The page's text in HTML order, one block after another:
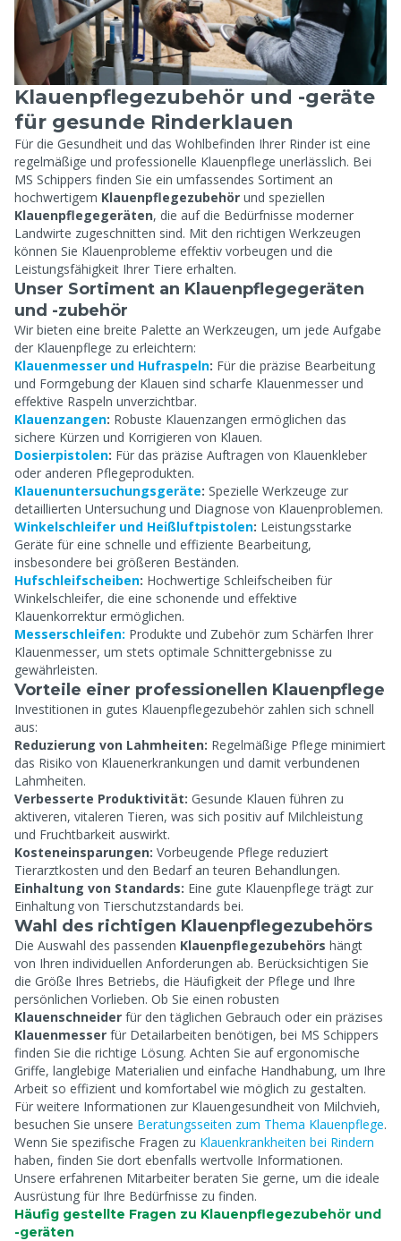
Klauenpflegezubehör und -geräte
für gesunde Rinderklauen
Für die Gesundheit und das Wohlbefinden Ihrer Rinder ist eine
regelmäßige und professionelle Klauenpflege unerlässlich. Bei
MS Schippers finden Sie ein umfassendes Sortiment an
hochwertigem Klauenpflegezubehör und speziellen
Klauenpflegegeräten, die auf die Bedürfnisse moderner
Landwirte zugeschnitten sind. Mit den richtigen Werkzeugen
können Sie Klauenprobleme effektiv vorbeugen und die
Leistungsfähigkeit Ihrer Tiere erhalten.
Unser Sortiment an Klauenpflegegeräten
und -zubehör
Wir bieten eine breite Palette an Werkzeugen, um jede Aufgabe
der Klauenpflege zu erleichtern:
Klauenmesser und Hufraspeln: Für die präzise Bearbeitung
und Formgebung der Klauen sind scharfe Klauenmesser und
effektive Raspeln unverzichtbar.
Klauenzangen: Robuste Klauenzangen ermöglichen das
sichere Kürzen und Korrigieren von Klauen.
Dosierpistolen: Für das präzise Auftragen von Klauenkleber
oder anderen Pflegeprodukten.
Klauenuntersuchungsgeräte: Spezielle Werkzeuge zur
detaillierten Untersuchung und Diagnose von Klauenproblemen.
Winkelschleifer und Heißluftpistolen: Leistungsstarke
Geräte für eine schnelle und effiziente Bearbeitung,
insbesondere bei größeren Beständen.
Hufschleifscheiben: Hochwertige Schleifscheiben für
Winkelschleifer, die eine schonende und effektive
Klauenkorrektur ermöglichen.
Messerschleifen: Produkte und Zubehör zum Schärfen Ihrer
Klauenmesser, um stets optimale Schnittergebnisse zu
gewährleisten.
Vorteile einer professionellen Klauenpflege
Investitionen in gutes Klauenpflegezubehör zahlen sich schnell
aus:
Reduzierung von Lahmheiten: Regelmäßige Pflege minimiert
das Risiko von Klauenerkrankungen und damit verbundenen
Lahmheiten.
Verbesserte Produktivität: Gesunde Klauen führen zu
aktiveren, vitaleren Tieren, was sich positiv auf Milchleistung
und Fruchtbarkeit auswirkt.
Kosteneinsparungen: Vorbeugende Pflege reduziert
Tierarztkosten und den Bedarf an teuren Behandlungen.
Einhaltung von Standards: Eine gute Klauenpflege trägt zur
Einhaltung von Tierschutzstandards bei.
Wahl des richtigen Klauenpflegezubehörs
Die Auswahl des passenden Klauenpflegezubehörs hängt
von Ihren individuellen Anforderungen ab. Berücksichtigen Sie
die Größe Ihres Betriebs, die Häufigkeit der Pflege und Ihre
persönlichen Vorlieben. Ob Sie einen robusten
Klauenschneider für den täglichen Gebrauch oder ein präzises
Klauenmesser für Detailarbeiten benötigen, bei MS Schippers
finden Sie die richtige Lösung. Achten Sie auf ergonomische
Griffe, langlebige Materialien und einfache Handhabung, um Ihre
Arbeit so effizient und komfortabel wie möglich zu gestalten.
Für weitere Informationen zur Klauengesundheit von Milchvieh,
besuchen Sie unsere Beratungsseiten zum Thema Klauenpflege.
Wenn Sie spezifische Fragen zu Klauenkrankheiten bei Rindern
haben, finden Sie dort ebenfalls wertvolle Informationen.
Unsere erfahrenen Mitarbeiter beraten Sie gerne, um die ideale
Ausrüstung für Ihre Bedürfnisse zu finden.
Häufig gestellte Fragen zu Klauenpflegezubehör und
-geräten